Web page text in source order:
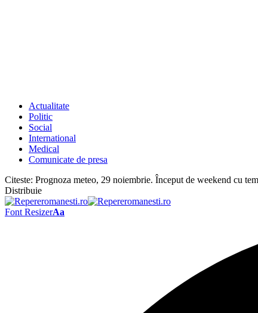
Actualitate
Politic
Social
International
Medical
Comunicate de presa
Citeste: Prognoza meteo, 29 noiembrie. Început de weekend cu
Distribuie
Font ResizerAa